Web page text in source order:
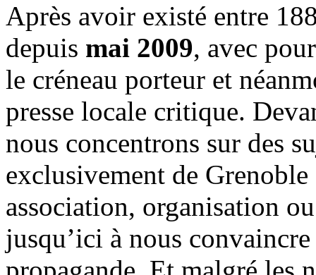
Après avoir existé entre
depuis mai 2009, avec
le créneau porteur et
presse locale critique.
nous concentrons sur des
exclusivement de
association, organisation
jusqu’ici à nous